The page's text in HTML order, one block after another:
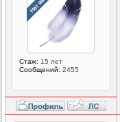
Стаж: 15 лет
Сообщений: 2455